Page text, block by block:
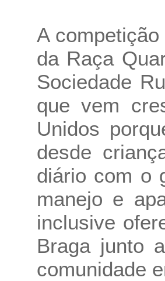
A
da Raça
Sociedade
que vem
Unidos
desde
diário com o
manejo e
inclusive
Braga junto
comunidade